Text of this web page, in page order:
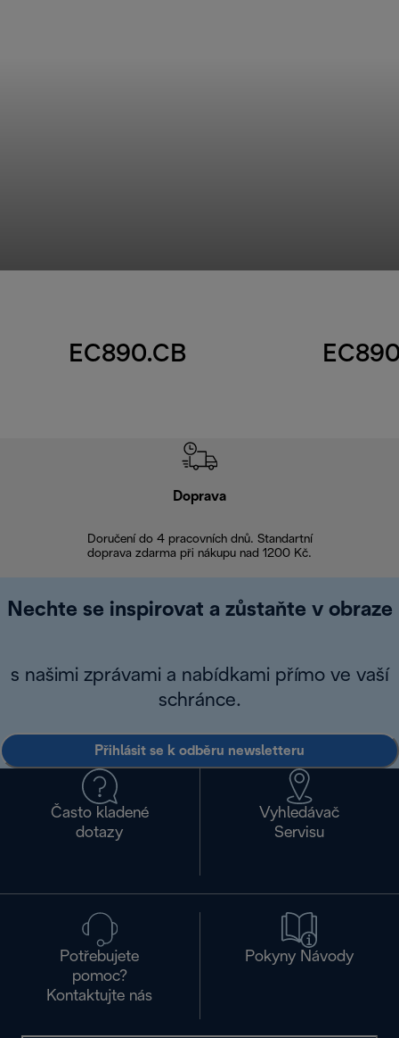
EC890.CB
Doprava
Doručení do 4 pracovních dnů. Standartní
doprava zdarma při nákupu nad 1200 Kč.
Nechte se inspirovat a zůstaňte v obraze
s našimi zprávami a nabídkami přímo ve vaší
schránce.
Přihlásit se k odběru newsletteru
Často kladené
dotazy
Vyhledávač
Servisu
Potřebujete
pomoc?
Kontaktujte nás
Pokyny Návody